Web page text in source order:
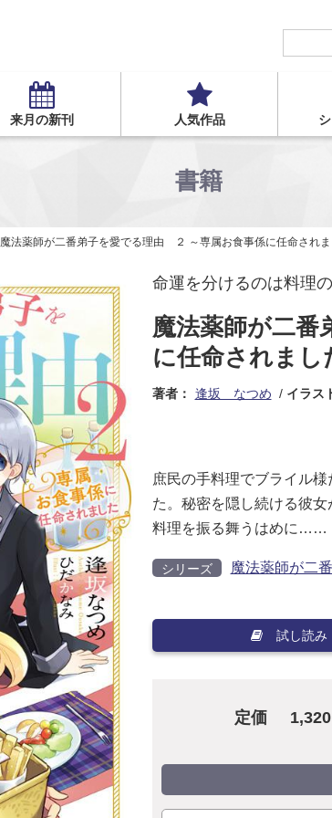
来月の新刊 人気作品
書籍
魔法薬師が二番弟子を愛でる理由 ２ ～専属お食事係に任命されま
命運を分けるのは料理
魔法薬師が二
に任命されまし
著者： 逢坂 なつめ イラス
庶民の手料理でブライル
た。秘密を隠し続ける彼
料理を振る舞うはめに……
シリーズ 魔法薬師が二
試し読み
定価